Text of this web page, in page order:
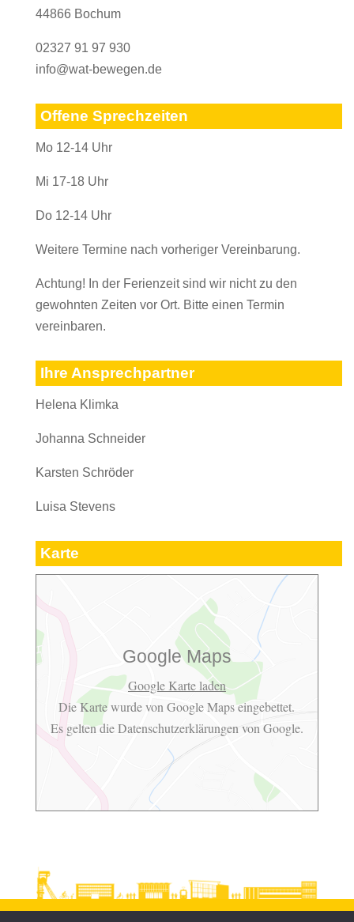
44866 Bochum
02327 91 97 930
info@wat-bewegen.de
Offene Sprechzeiten
Mo 12-14 Uhr
Mi 17-18 Uhr
Do 12-14 Uhr
Weitere Termine nach vorheriger Vereinbarung.
Achtung! In der Ferienzeit sind wir nicht zu den
gewohnten Zeiten vor Ort. Bitte einen Termin
vereinbaren.
Ihre Ansprechpartner
Helena Klimka
Johanna Schneider
Karsten Schröder
Luisa Stevens
Karte
Google Maps
Google Karte laden
Die Karte wurde von Google Maps eingebettet.
Es gelten dieDatenschutzerklärungen von Google.